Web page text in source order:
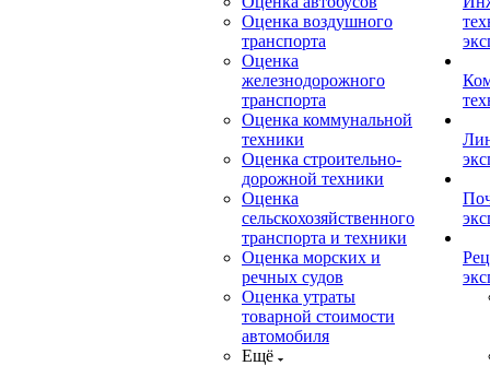
Оценка воздушного
транспорта
Оценка
железнодорожного
транспорта
Оценка коммунальной
техники
Оценка строительно-
дорожной техники
Оценка
сельскохозяйственного
транспорта и техники
Оценка морских и
речных судов
Оценка утраты
товарной стоимости
автомобиля
Ещё